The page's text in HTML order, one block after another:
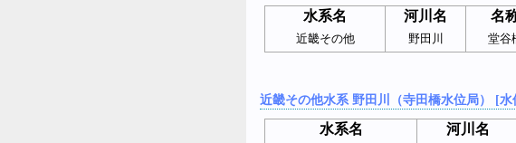
水系名 河川名 名
近畿その他 野田川 堂谷
近畿その他水系 野田川（寺田橋水位局） [
水系名 河川名